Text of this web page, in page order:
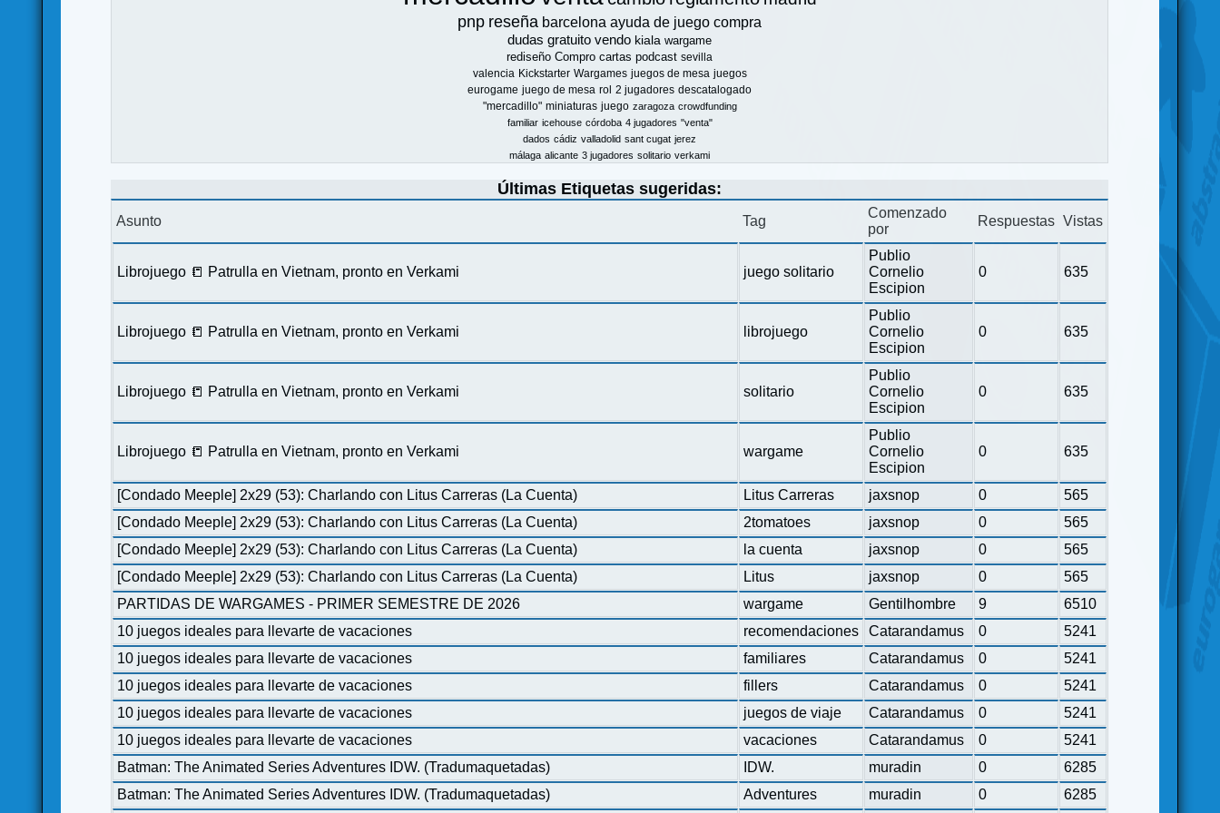
pnp reseña barcelona ayuda de juego compra
dudas gratuito vendo kiala wargame
rediseño Compro cartas podcast sevilla
valencia Kickstarter Wargames juegos de mesa juegos
eurogame juego de mesa rol 2 jugadores descatalogado
"mercadillo" miniaturas juego zaragoza crowdfunding
familiar icehouse córdoba 4 jugadores "venta"
dados cádiz valladolid sant cugat jerez
málaga alicante 3 jugadores solitario verkami
Últimas Etiquetas sugeridas:
Asunto Tag
Comenzado
por
Respuestas Vistas
Librojuego 📒 Patrulla en Vietnam, pronto en Verkami juego solitario
Publio
Cornelio
Escipion
0 635
Librojuego 📒 Patrulla en Vietnam, pronto en Verkami librojuego
Publio
Cornelio
Escipion
0 635
Librojuego 📒 Patrulla en Vietnam, pronto en Verkami solitario
Publio
Cornelio
Escipion
0 635
Librojuego 📒 Patrulla en Vietnam, pronto en Verkami wargame
Publio
Cornelio
Escipion
0 635
[Condado Meeple] 2x29 (53): Charlando con Litus Carreras (La Cuenta) Litus Carreras jaxsnop 0
565
[Condado Meeple] 2x29 (53): Charlando con Litus Carreras (La Cuenta)
2tomatoes jaxsnop 0
565
[Condado Meeple] 2x29 (53): Charlando con Litus Carreras (La Cuenta)
la cuenta jaxsnop 0
565
[Condado Meeple] 2x29 (53): Charlando con Litus Carreras (La Cuenta)
Litus jaxsnop 0
565
PARTIDAS DE WARGAMES - PRIMER SEMESTRE DE 2026
wargame Gentilhombre 9
6510
10 juegos ideales para llevarte de vacaciones
recomendaciones Catarandamus 0
5241
10 juegos ideales para llevarte de vacaciones
familiares Catarandamus 0
5241
10 juegos ideales para llevarte de vacaciones
fillers Catarandamus 0
5241
10 juegos ideales para llevarte de vacaciones
juegos de viaje Catarandamus 0
5241
10 juegos ideales para llevarte de vacaciones
vacaciones Catarandamus 0
5241
Batman: The Animated Series Adventures IDW. (Tradumaquetadas)
IDW. muradin 0
6285
Batman: The Animated Series Adventures IDW. (Tradumaquetadas)
Adventures muradin 0 6285